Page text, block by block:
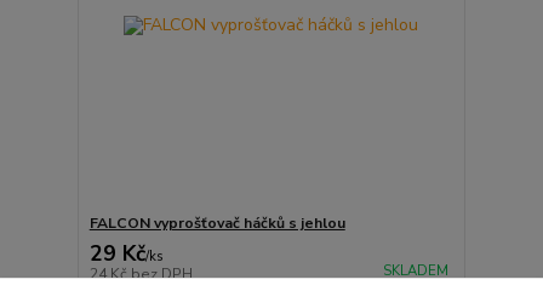
FALCON vyprošťovač háčků s jehlou
29 Kč/ks
24 Kčbez DPH SKLADEM